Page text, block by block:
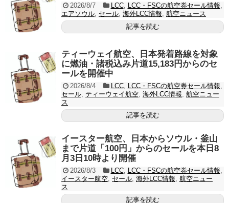
2026/8/7 LCC, LCC・FSCの航空券セール情報,
エアソウル, セール, 海外LCC情報, 航空ニュース
記事を読む
ティーウェイ航空、日本発着路線を対象
に燃油・諸税込み片道15,183円からのセ
ールを開催中
2026/8/4 LCC, LCC・FSCの航空券セール情報,
セール, ティーウェイ航空, 海外LCC情報, 航空ニュー
ス
記事を読む
イースター航空、日本からソウル・釜山
まで片道「100円」からのセールを本日8
月3日10時より開催
2026/8/3 LCC, LCC・FSCの航空券セール情報,
イースター航空, セール, 海外LCC情報, 航空ニュー
ス
記事を読む